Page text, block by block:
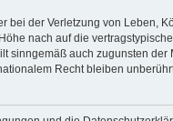
bei der Verletzung von Leben,
nach auf die
sinngemäß auch zugunsten
Recht bleiben